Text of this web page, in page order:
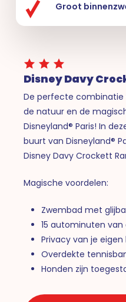
Groot
Disney Davy
De perfecte combinatie
de natuur en de
Disneyland® Paris! In
buurt van Disneyland®
Disney Davy Crockett
Magische voordelen:
Zwembad met
15 autominuten van
Privacy van je eigen
Overdekte
Honden zijn